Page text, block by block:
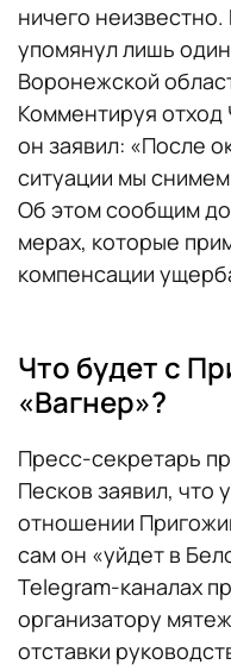
ничего
упомянул лишь
Воронежской
Комментируя отход
он заявил: «После
ситуации мы
Об этом сообщим
мерах, которые
компенсации
Что будет с
«Вагнер»?
Пресс-секретарь
Песков заявил, что
отношении
сам он «уйдет в
Telegram-каналах
организатору
отставки